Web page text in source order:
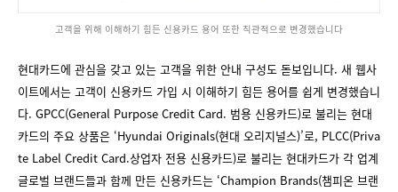
고객을 위해 이해하기 힘든 신용카드 용어 또한 직관적으로 변경했습니다
현대카드에 관심을 갖고 있는 고객을 위한 안내 구성도 돋보입니다. 새 웹사
이트에서는 고객이 신용카드 가입 시 이해하기 힘든 용어를 쉽게 변경했습니
다. GPCC(General Purpose Credit Card. 범용 신용카드)로 불리는 현대
카드의 주요 상품은 ‘Hyundai Originals(현대 오리지널스)’로, PLCC(Priva
te Label Credit Card.상업자 전용 신용카드)로 불리는 현대카드가 각 업계
글로벌 브랜드들과 함께 만든 신용카드는 ‘Champion Brands(챔피온 브랜